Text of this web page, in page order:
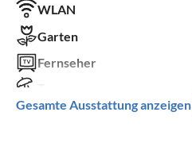
WLAN
Garten
Fernseher
Spülmaschine
Gesamte Ausstattung anzeigen